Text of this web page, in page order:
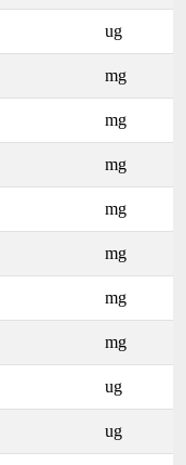
ug
mg
mg
mg
mg
mg
mg
mg
ug
ug